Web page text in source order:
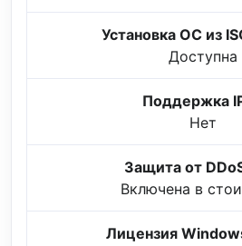
Установка ОС из
Доступна
Поддержка
Нет
Защита от
Включена в
Лицензия